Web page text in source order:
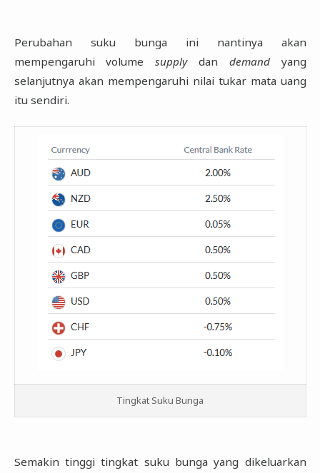
Perubahan suku bunga ini nantinya akan
mempengaruhi volumesupplydan demandyang
selanjutnya akan mempengaruhi nilai tukar mata uang
itu sendiri.
Tingkat Suku Bunga
Semakin tinggi tingkat suku bunga yang dikeluarkan